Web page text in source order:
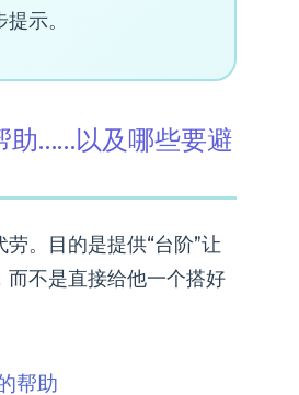
示。
助……以及哪些要避
。目的是提供“台阶”让
而不是直接给他一个搭好
帮助